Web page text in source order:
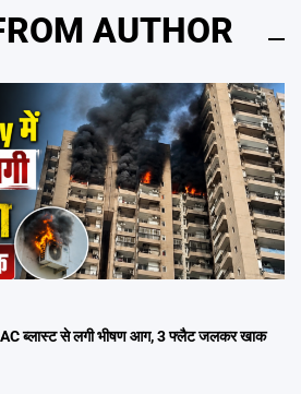
AUTHOR
ब्लास्ट से लगी भीषण आग, 3 फ्लैट जलकर खाक